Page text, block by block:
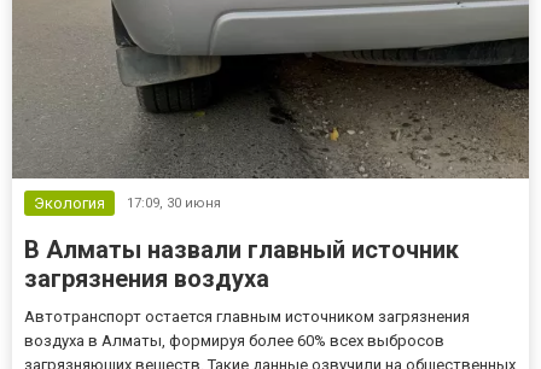
Экология 17:09, 30 июня
В Алматы назвали главный источник
загрязнения воздуха
Автотранспорт остается главным источником загрязнения
воздуха в Алматы, формируя более 60% всех выбросов
загрязняющих веществ. Такие данные озвучили на общественных